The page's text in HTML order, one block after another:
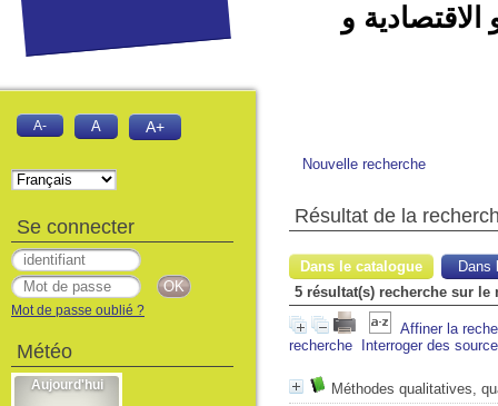
الاقتصادية و
Nouvelle recherche
Résultat de la
Dans le catalogue
Dans
5 résultat(s) recherche sur
Affiner la
recherche
Interroger des
Méthodes qualitatives,
A- A A+
Se connecter
Mot de passe oublié ?
Météo